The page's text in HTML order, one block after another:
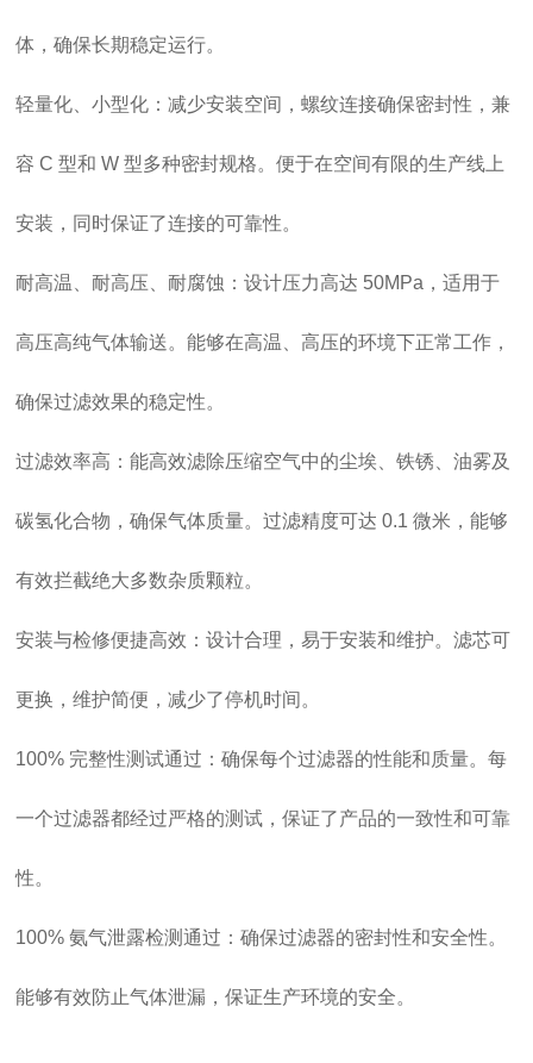
体，确保长期稳定运行。
轻量化、小型化：减少安装空间，螺纹连接确保密封性，兼
容 C 型和 W 型多种密封规格。便于在空间有限的生产线上
安装，同时保证了连接的可靠性。
耐高温、耐高压、耐腐蚀：设计压力高达 50MPa，适用于
高压高纯气体输送。能够在高温、高压的环境下正常工作，
确保过滤效果的稳定性。
过滤效率高：能高效滤除压缩空气中的尘埃、铁锈、油雾及
碳氢化合物，确保气体质量。过滤精度可达 0.1 微米，能够
有效拦截绝大多数杂质颗粒。
安装与检修便捷高效：设计合理，易于安装和维护。滤芯可
更换，维护简便，减少了停机时间。
100% 完整性测试通过：确保每个过滤器的性能和质量。每
一个过滤器都经过严格的测试，保证了产品的一致性和可靠
性。
100% 氨气泄露检测通过：确保过滤器的密封性和安全性。
能够有效防止气体泄漏，保证生产环境的安全。